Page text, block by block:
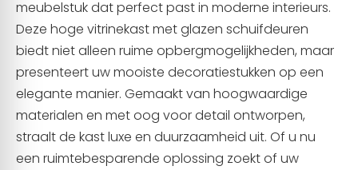
meubelstuk dat perfect past in moderne interieurs.
Deze hoge vitrinekast met glazen schuifdeuren
biedt niet alleen ruime opbergmogelijkheden, maar
presenteert uw mooiste decoratiestukken op een
elegante manier. Gemaakt van hoogwaardige
materialen en met oog voor detail ontworpen,
straalt de kast luxe en duurzaamheid uit. Of u nu
een ruimtebesparende oplossing zoekt of uw